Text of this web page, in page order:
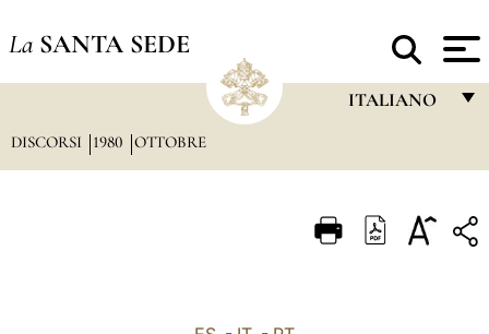
La SANTA SEDE
ITALIANO
ITALIANO
DISCORSI 1980 OTTOBRE